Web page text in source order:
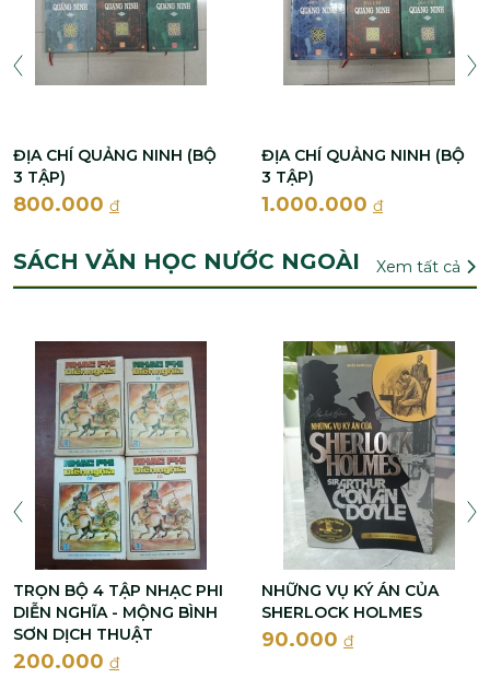
ĐỊA CHÍ QUẢNG NINH (BỘ
3 TẬP)
800.000 đ
ĐỊA CHÍ QUẢNG NINH (BỘ
3 TẬP)
1.000.000 đ
SÁCH VĂN HỌC NƯỚC NGOÀI Xem tất cả
TRỌN BỘ 4 TẬP NHẠC PHI
DIỄN NGHĨA - MỘNG BÌNH
SƠN DỊCH THUẬT
200.000 đ
NHỮNG VỤ KÝ ÁN CỦA
SHERLOCK HOLMES
90.000 đ